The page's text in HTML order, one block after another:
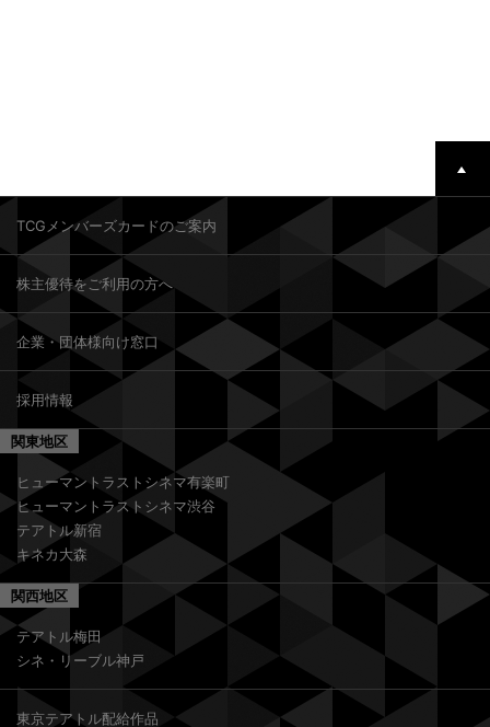
TCGメンバーズカードのご案内
株主優待をご利用の方へ
企業・団体様向け窓口
採用情報
関東地区
ヒューマントラストシネマ有楽町
ヒューマントラストシネマ渋谷
テアトル新宿
キネカ大森
関西地区
テアトル梅田
シネ・リーブル神戸
東京テアトル配給作品